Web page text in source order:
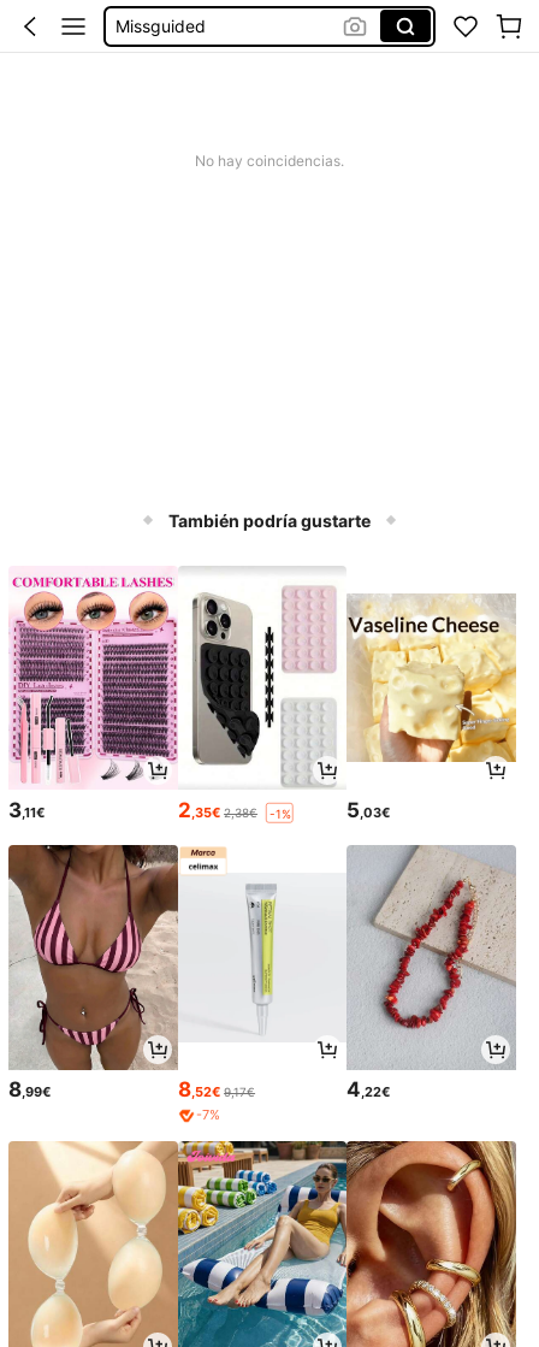
Missguided
No hay coincidencias.
También podría gustarte
3,11€ 2 ,35€ 2,38€ -1% 5 ,03€
8,99€ 8,52€ 9,17€
-7%
4,22€